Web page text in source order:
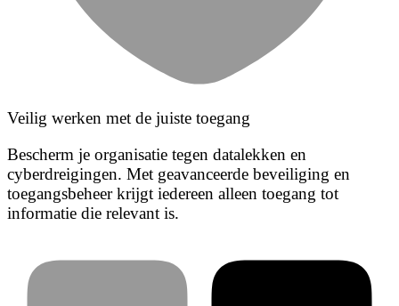
Veilig werken met de juiste toegang
Bescherm je organisatie tegen datalekken en
cyberdreigingen. Met geavanceerde beveiliging en
toegangsbeheer krijgt iedereen alleen toegang tot
informatie die relevant is.